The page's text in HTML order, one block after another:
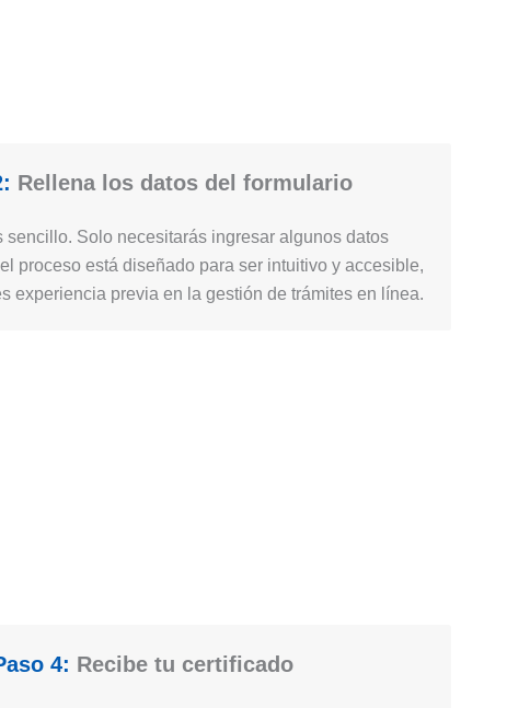
Rellena los datos del formulario
sencillo. Solo necesitarás ingresar algunos datos
proceso está diseñado para ser intuitivo y accesible,
experiencia previa en la gestión de trámites en línea.
4: Recibe tu certificado